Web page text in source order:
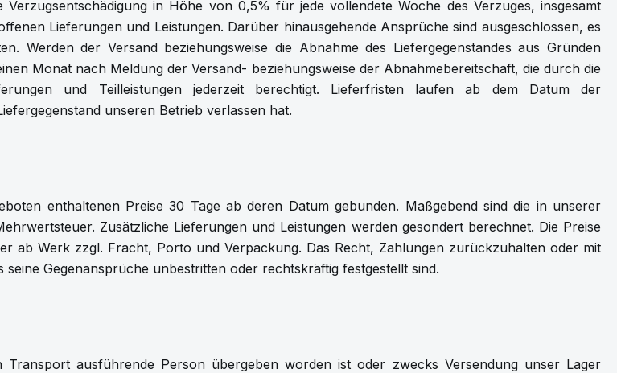
in Höhe von 0,5% für jede vollendete Woche des Verzuges, insgesamt
Lieferungen und Leistungen. Darüber hinausgehende Ansprüche sind ausgeschlossen, es
Werden der Versand beziehungsweise die Abnahme des Liefergegenstandes aus Gründen
Monat nach Meldung der Versand- beziehungsweise der Abnahmebereitschaft, die durch die
und Teilleistungen jederzeit berechtigt. Lieferfristen laufen ab dem Datum der
unseren Betrieb verlassen hat.
enthaltenen Preise 30 Tage ab deren Datum gebunden. Maßgebend sind die in unserer
Zusätzliche Lieferungen und Leistungen werden gesondert berechnet. Die Preise
ab Werk zzgl. Fracht, Porto und Verpackung. Das Recht, Zahlungen zurückzuhalten oder mit
Gegenansprüche unbestritten oder rechtskräftig festgestellt sind.
ausführende Person übergeben worden ist oder zwecks Versendung unser Lager